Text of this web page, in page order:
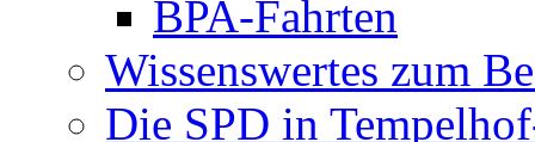
BPA-Fahrten
Wissenswertes zum
Die SPD in